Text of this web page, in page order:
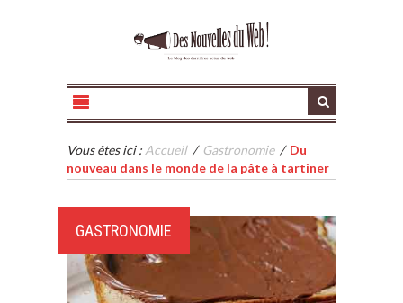
Vous êtes ici : Accueil / Gastronomie / Du
nouveau dans le monde de la pâte à tartiner
GASTRONOMIE